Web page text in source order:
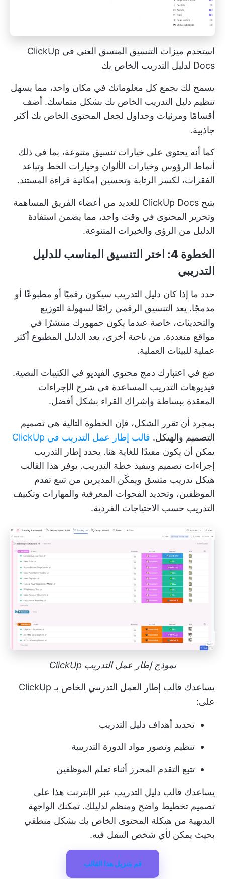
استخدم ميزات التنسيق المنسق الغني في ClickUp
Docs لدليل التدريب الخاص بك
يسمح لك بجمع كل معلوماتك في مكان واحد، مما يسهل
تنظيم دليل التدريب الخاص بك بشكل متماسك. أضف
أقسامًا ومرئيات وجداول لجعل المحتوى الخاص بك أكثر
جاذبية.
كما أنه يحتوي على خيارات تنسيق متنوعة، بما في ذلك
أنماط الرؤوس وخيارات الألوان وخيارات الخط وتباعد
الفقرات، لكسر الرتابة وتحسين إمكانية قراءة المستند.
يتيح ClickUp Docs للعديد من أعضاء الفريق المساهمة
وتحرير المحتوى في وقت واحد، مما يضمن استفادة
الدليل من الرؤى والخبرات المتنوعة.
الخطوة 4: اختر التنسيق المناسب للدليل
التدريبي
حدد ما إذا كان دليل التدريب سيكون رقميًا أو مطبوعًا أو
مدمجًا. يعد التنسيق الرقمي رائعًا لسهولة التوزيع
والتحديثات، خاصة عندما يكون جمهورك منتشرًا في
مواقع متعددة. من ناحية أخرى، يعد الدليل المطبوع أكثر
عملية للبيئات العملية.
ضع في اعتبارك دمج محتوى الفيديو في الكتيبات النصية.
فيديوهات التدريب المساعدة في شرح الإجراءات
المعقدة ببساطة وإشراك القراء بشكل أفضل.
بمجرد أن تقرر الشكل، فإن الخطوة التالية هي تصميم
التصميم والهيكل. قالب إطار عمل التدريب في ClickUp
يمكن أن يكون مفيدًا للغاية هنا. يحدد إطار التدريب
إجراءات تصميم وتنفيذ خطة التدريب. يوفر هذا القالب
هيكل تدريب متسق ويمكّن المديرين من تتبع تقدم
الموظفين، وتحديد الفجوات المعرفية والمهارات وتكييف
التدريب حسب الاحتياجات الفردية.
نموذج إطار عمل التدريب ClickUp
يساعدك قالب إطار العمل التدريبي الخاص بـ ClickUp
على:
تحديد أهداف دليل التدريب
تنظيم وتصور مواد الدورة التدريبية
تتبع التقدم المحرز أثناء تعلم الموظفين
يساعدك قالب دليل التدريب عبر الإنترنت هذا على
تصميم تخطيط واضح ومنظم لدليلك. تمكنك الواجهة
البديهية من هيكلة المحتوى الخاص بك بشكل منطقي
بحيث يمكن لأي شخص التنقل فيه.
قم بتنزيل هذا القالب